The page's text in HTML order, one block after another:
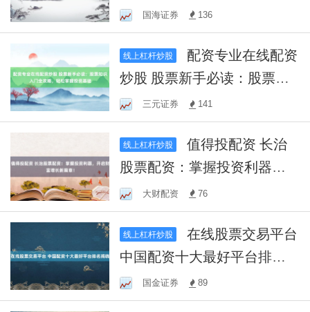
购买与操作，轻松实现资金
增值？
国海证券 136
线上杠杆炒股
炒股 股票新手必读：股票知
识入门全攻略，轻松掌握投
资基础
三元证券 141
线上杠杆炒股
值得投配资 长治
股票配资：掌握投资利器，
开启财富增长新篇章！
大财配资 76
线上杠杆炒股
在线股票交易平台
中国配资十大最好平台排名
揭晓国金证券 89